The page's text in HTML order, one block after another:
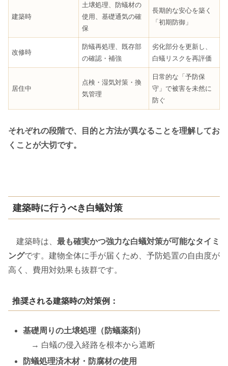
建築時
土壌処理、防蟻材の
使用、基礎通気の確
保
長期的な安心を築く
「初期防御」
改修時
防蟻再処理、既存部
の確認・補強
劣化部分を更新し、
白蟻リスクを再評価
居住中
点検・湿気対策・換
気管理
日常的な「予防保
守」で被害を未然に
防ぐ
それぞれの段階で、目的と方法が異なることを理解してお
くことが大切です。
建築時に行うべき白蟻対策
建築時は、 最も確実かつ強力な白蟻対策が可能なタイミ
ングです。建物全体に手が届くため、予防処置の自由度が
高く、費用対効果も抜群です。
推奨される建築時の対策例：
基礎周りの土壌処理（防蟻薬剤）
→ 白蟻の侵入経路を根本から遮断
防蟻処理済木材・防腐材の使用